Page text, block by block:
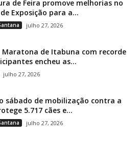
de Feira promove melhorias no
Exposição para a...
julho 27, 2026
Maratona de Itabuna com recorde
encheu as...
julho 27, 2026
sábado de mobilização contra a
5.717 cães e...
julho 27, 2026